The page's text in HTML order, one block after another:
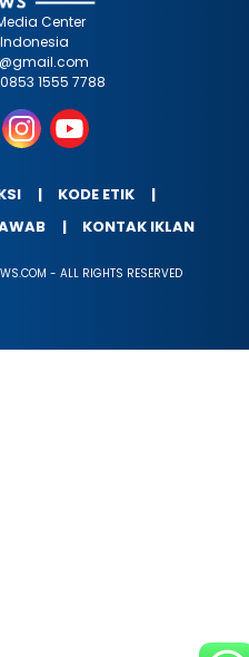
Center
1555 7788
KODE ETIK
KONTAK IKLAN
- ALL RIGHTS RESERVED